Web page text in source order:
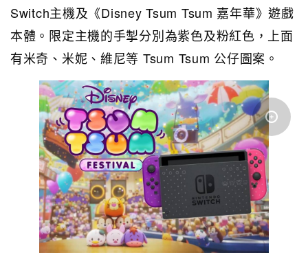
Switch主機及《Disney Tsum Tsum 嘉年華》遊戲
本體。限定主機的手掣分別為紫色及粉紅色，上面
有米奇、米妮、維尼等 Tsum Tsum 公仔圖案。